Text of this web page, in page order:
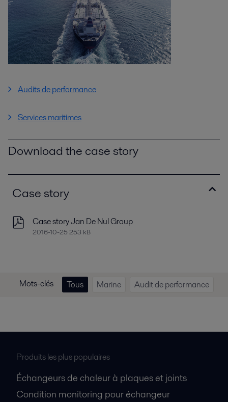
Audits de performance
Services maritimes
Download the case story
Case story
Case story Jan De Nul Group
2016-10-25 253 kB
Mots-clés Tous Marine Audit de performance
Produits les plus populaires
Échangeurs de chaleur à plaques et joints
Condition monitoring pour échangeur